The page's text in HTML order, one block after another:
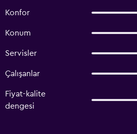
Konfor
Konum
Servisler
Çalışanlar
Fiyat-kalite
dengesi